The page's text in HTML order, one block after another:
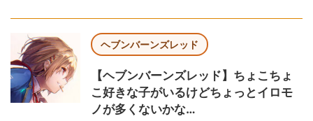
ヘブンバーンズレッド
【ヘブンバーンズレッド】ちょこちょ
こ好きな子がいるけどちょっとイロモ
ノが多くないかな…